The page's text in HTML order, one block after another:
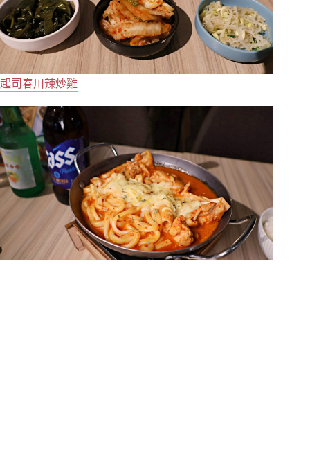
起司春川辣炒雞